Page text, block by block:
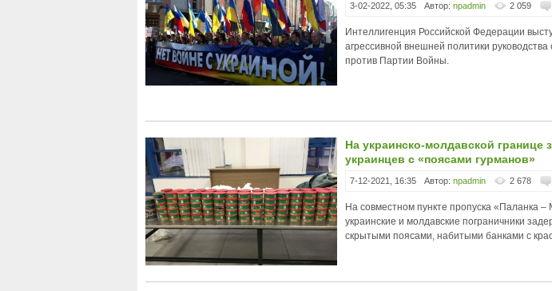
3-02-2022, 05:35 Автор: npadmin 2 059
Интеллигенция Российской Федерации
агрессивной внешней политики
против Партии Войны.
На украинско-молдавской границе
украинцев с «поясами гурманов»
7-12-2021, 16:35 Автор: npadmin 2 678
На совместном пункте пропуска «Паланка –
украинские и молдавские пограничники
скрытыми поясами, набитыми банками с